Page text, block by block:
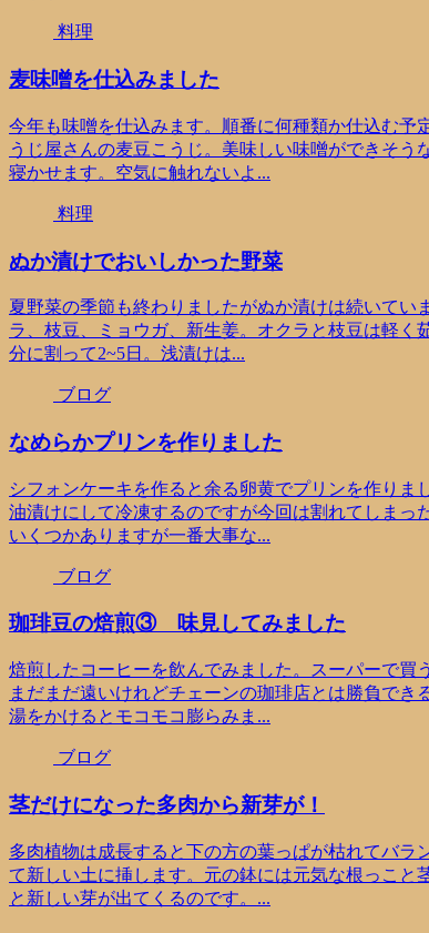
料理
麦味噌を仕込みました
今年も味噌を仕込みます。順番に何種類か仕込む予
うじ屋さんの麦豆こうじ。美味しい味噌ができそ
寝かせます。空気に触れないよ...
料理
ぬか漬けでおいしかった野菜
夏野菜の季節も終わりましたがぬか漬けは続いてい
ラ、枝豆、ミョウガ、新生姜。オクラと枝豆は軽
分に割って2~5日。浅漬けは...
ブログ
なめらかプリンを作りました
シフォンケーキを作ると余る卵黄でプリンを作り
油漬けにして冷凍するのですが今回は割れてしま
いくつかありますが一番大事な...
ブログ
珈琲豆の焙煎③ 味見してみました
焙煎したコーヒーを飲んでみました。スーパーで
まだまだ遠いけれどチェーンの珈琲店とは勝負で
湯をかけるとモコモコ膨らみま...
ブログ
茎だけになった多肉から新芽が！
多肉植物は成長すると下の方の葉っぱが枯れてバ
て新しい土に挿します。元の鉢には元気な根っこと
と新しい芽が出てくるのです。...